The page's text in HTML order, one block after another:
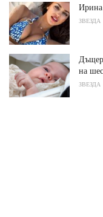
ЗВЕЗДА
на
ЗВЕЗДА